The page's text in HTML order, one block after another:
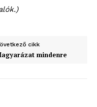
cikk
mindenre